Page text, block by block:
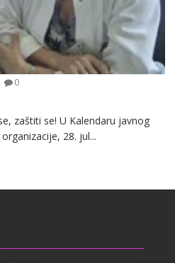
0
zaštiti se! U Kalendaru javnog
28. jul...